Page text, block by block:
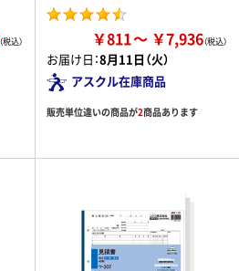
￥811 ￥7,936
お届け日：8月11日（火）
アスクル在庫商品
販売単位違いの商品が2商品あります